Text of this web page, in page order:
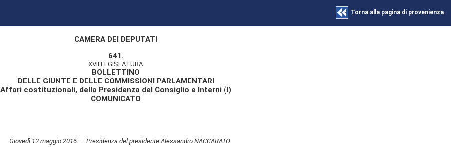
CAMERA DEI DEPUTATI
641.
XVII LEGISLATURA
BOLLETTINO
DELLE GIUNTE E DELLE COMMISSIONI PARLAMENTARI
Affari costituzionali, della Presidenza del Consiglio e Interni (I)
COMUNICATO
Giovedì 12 maggio 2016. — Presidenza del presidente Alessandro NACCARATO.
Torna alla pagina di provenienza